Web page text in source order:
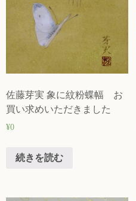
佐藤芽実 象に紋粉蝶幅 お
買い求めいただきました
¥0
続きを読む